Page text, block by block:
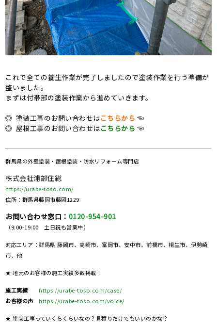
これで全ての養生作業が完了しましたので塗装作業を行う準備が
整いました。
まずは付帯部の塗装作業から進めていきます。
◎ 塗装工事のお問い合わせはこちらから ☜
◎ 屋根工事のお問い合わせはこちらから ☜
群馬県の外壁塗装・屋根塗装・防水リフォーム専門店
株式会社浦部住総
https://urabe-toso.com/
住所：群馬県藤岡市藤岡1229
お問い合わせ窓口： 0120-954-901
（9:00-19:00 土日祝も営業中）
対応エリア：群馬県 藤岡市、高崎市、富岡市、安中市、前橋市、桐生市、伊勢崎
市、他
★ 地元のお客様の施工実績多数掲載！
施工実績
https://urabe-toso.com/case/
お客様の声
https://urabe-toso.com/voice/
★ 塗装工事っていくらくらいなの？見積りだけでもいいのかな？